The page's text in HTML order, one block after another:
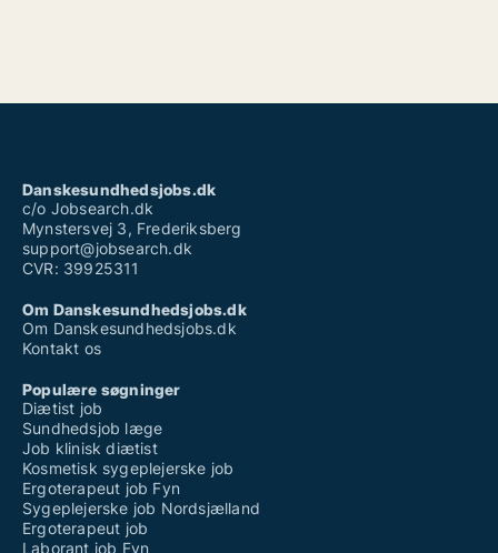
Danskesundhedsjobs.dk
c/o Jobsearch.dk
Mynstersvej 3, Frederiksberg
support@jobsearch.dk
CVR: 39925311
Om Danskesundhedsjobs.dk
Om Danskesundhedsjobs.dk
Kontakt os
Populære søgninger
Diætist job
Sundhedsjob læge
Job klinisk diætist
Kosmetisk sygeplejerske job
Ergoterapeut job Fyn
Sygeplejerske job Nordsjælland
Ergoterapeut job
Laborant job Fyn